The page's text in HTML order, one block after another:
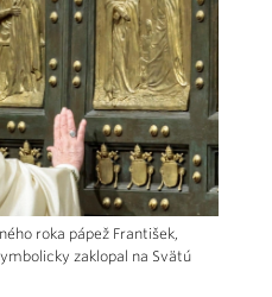
roka pápež František,
zaklopal na Svätú